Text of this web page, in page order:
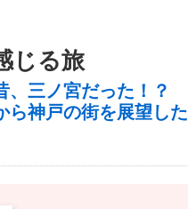
じる旅
、三ノ宮だった！？
ら神戸の街を展望した